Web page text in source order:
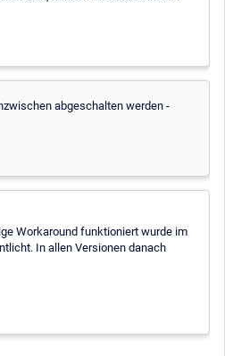
abgeschalten werden -
Workaround funktioniert wurde im
In allen Versionen danach